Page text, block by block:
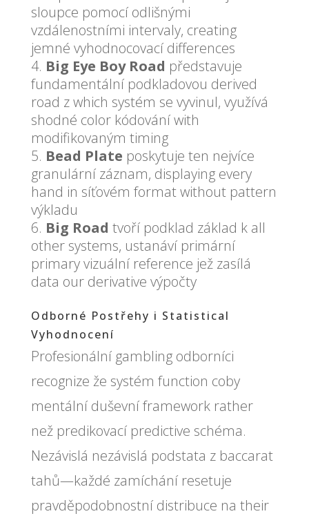
sloupce pomocí odlišnými
vzdálenostními intervaly, creating
jemné vyhodnocovací differences
Big Eye Boy Road představuje
fundamentální podkladovou derived
road z which systém se vyvinul, využívá
shodné color kódování with
modifikovaným timing
Bead Plate poskytuje ten nejvíce
granulární záznam, displaying every
hand in síťovém format without pattern
výkladu
Big Road tvoří podklad základ k all
other systems, ustanáví primární
primary vizuální reference jež zasílá
data our derivative výpočty
Odborné Postřehy i Statistical
Vyhodnocení
Profesionální gambling odborníci
recognize že systém function coby
mentální duševní framework rather
než predikovací predictive schéma.
Nezávislá nezávislá podstata z baccarat
tahů—každé zamíchání resetuje
pravděpodobnostní distribuce na their